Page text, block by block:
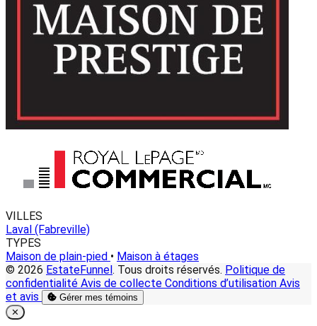
VILLES
Laval (Fabreville)
TYPES
Maison de plain-pied • Maison à étages
© 2026 EstateFunnel. Tous droits réservés. Politique de
confidentialité Avis de collecte Conditions d’utilisation Avis
et avis
Gérer mes témoins
Close
✕